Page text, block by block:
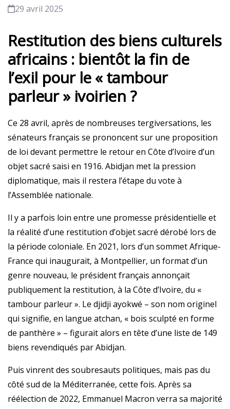
29 avril 2025
Restitution des biens culturels
africains : bientôt la fin de
l’exil pour le « tambour
parleur » ivoirien ?
Ce 28 avril, après de nombreuses tergiversations, les
sénateurs français se prononcent sur une proposition
de loi devant permettre le retour en Côte d’Ivoire d’un
objet sacré saisi en 1916. Abidjan met la pression
diplomatique, mais il restera l’étape du vote à
l’Assemblée nationale.
Il y a parfois loin entre une promesse présidentielle et
la réalité d’une restitution d’objet sacré dérobé lors de
la période coloniale. En 2021, lors d’un sommet Afrique-
France qui inaugurait, à Montpellier, un format d’un
genre nouveau, le président français annonçait
publiquement la restitution, à la Côte d’Ivoire, du «
tambour parleur ». Le djidji ayokwé – son nom originel
qui signifie, en langue atchan, « bois sculpté en forme
de panthère » – figurait alors en tête d’une liste de 149
biens revendiqués par Abidjan.
Puis vinrent des soubresauts politiques, mais pas du
côté sud de la Méditerranée, cette fois. Après sa
réélection de 2022, Emmanuel Macron verra sa majorité